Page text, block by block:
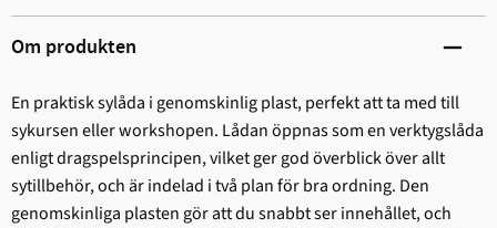
Om produkten
En praktisk sylåda i genomskinlig plast, perfekt att ta med till
sykursen eller workshopen. Lådan öppnas som en verktygslåda
enligt dragspelsprincipen, vilket ger god överblick över allt
sytillbehör, och är indelad i två plan för bra ordning. Den
genomskinliga plasten gör att du snabbt ser innehållet, och